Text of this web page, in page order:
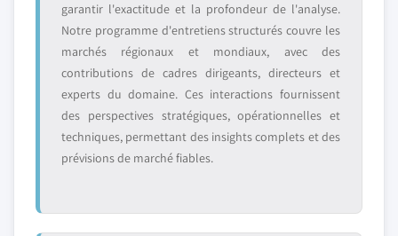
garantir l'exactitude et la profondeur de l'analyse.
Notre programme d'entretiens structurés couvre les
marchés régionaux et mondiaux, avec des
contributions de cadres dirigeants, directeurs et
experts du domaine. Ces interactions fournissent
des perspectives stratégiques, opérationnelles et
techniques, permettant des insights complets et des
prévisions de marché fiables.